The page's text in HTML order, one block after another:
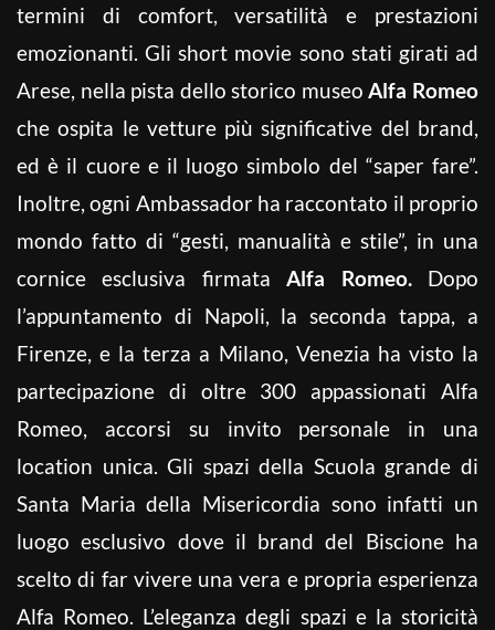
termini di comfort, versatilità e prestazioni
emozionanti. Gli short movie sono stati girati ad
Arese, nella pista dello storico museo Alfa Romeo
che ospita le vetture più significative del brand,
ed è il cuore e il luogo simbolo del “saper fare”.
Inoltre, ogni Ambassador ha raccontato il proprio
mondo fatto di “gesti, manualità e stile”, in una
cornice esclusiva firmataAlfa Romeo.Dopo
l’appuntamento di Napoli, la seconda tappa, a
Firenze, e la terza a Milano, Venezia ha visto la
partecipazione di oltre 300 appassionati Alfa
Romeo, accorsi su invito personale in una
location unica. Gli spazi della Scuola grande di
Santa Maria della Misericordia sono infatti un
luogo esclusivo dove il brand del Biscione ha
scelto di far vivere una vera e propria esperienza
Alfa Romeo. L’eleganza degli spazi e la storicità